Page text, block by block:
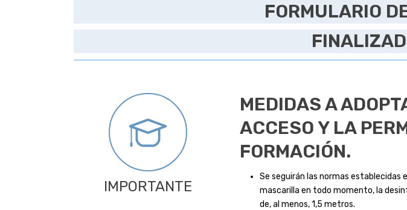
FORMULARIO
IMPORTANTE
MEDIDAS A
ACCESO Y LA
FORMACIÓN.
Se seguirán las normas establecidas
mascarilla en todo momento, la
de, al menos, 1,5 metros.